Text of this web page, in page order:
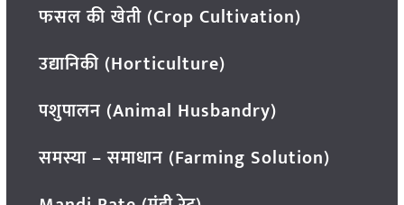
फसल की खेती (Crop Cultivation)
उद्यानिकी (Horticulture)
पशुपालन (Animal Husbandry)
समस्या – समाधान (Farming Solution)